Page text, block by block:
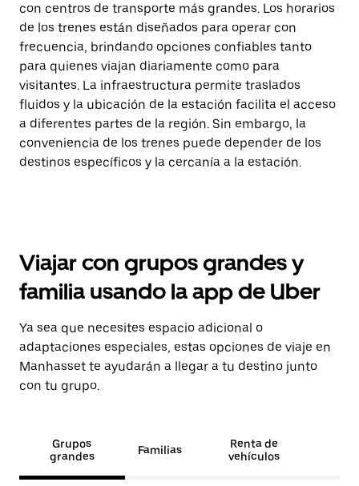
con centros de transporte más grandes. Los horarios
de los trenes están diseñados para operar con
frecuencia, brindando opciones confiables tanto
para quienes viajan diariamente como para
visitantes. La infraestructura permite traslados
fluidos y la ubicación de la estación facilita el acceso
a diferentes partes de la región. Sin embargo, la
conveniencia de los trenes puede depender de los
destinos específicos y la cercanía a la estación.
Viajar con grupos grandes y
familia usando la app de Uber
Ya sea que necesites espacio adicional o
adaptaciones especiales, estas opciones de viaje en
Manhasset te ayudarán a llegar a tu destino junto
con tu grupo.
Grupos
grandes
Familias
Renta de
vehículos